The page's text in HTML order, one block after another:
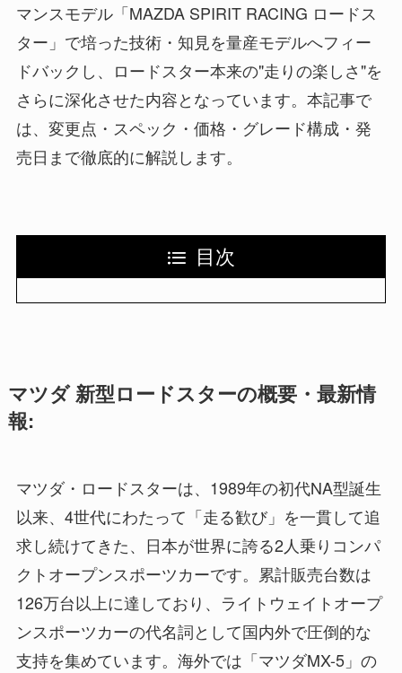
マンスモデル「MAZDA SPIRIT RACING ロードス
ター」で培った技術・知見を量産モデルへフィー
ドバックし、ロードスター本来の"走りの楽しさ"を
さらに深化させた内容となっています。本記事で
は、変更点・スペック・価格・グレード構成・発
売日まで徹底的に解説します。
目次
マツダ 新型ロードスターの概要・最新情
報:
マツダ・ロードスターは、1989年の初代NA型誕生
以来、4世代にわたって「走る歓び」を一貫して追
求し続けてきた、日本が世界に誇る2人乗りコンパ
クトオープンスポーツカーです。累計販売台数は
126万台以上に達しており、ライトウェイトオープ
ンスポーツカーの代名詞として国内外で圧倒的な
支持を集めています。海外では「マツダMX-5」の